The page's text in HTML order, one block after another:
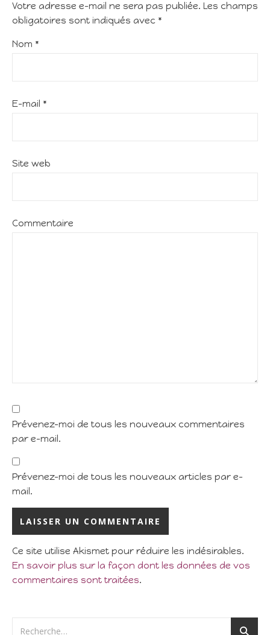
Votre adresse e-mail ne sera pas publiée. Les champs
obligatoires sont indiqués avec *
Nom *
E-mail *
Site web
Commentaire
Prévenez-moi de tous les nouveaux commentaires
par e-mail.
Prévenez-moi de tous les nouveaux articles par e-
mail.
Ce site utilise Akismet pour réduire les indésirables.
En savoir plus sur la façon dont les données de vos
commentaires sont traitées.